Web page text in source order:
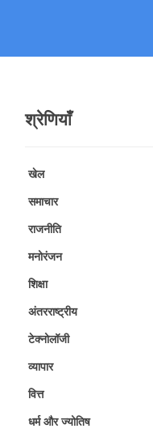
श्रेणियाँ
खेल
समाचार
राजनीति
मनोरंजन
शिक्षा
अंतरराष्ट्रीय
टेक्नोलॉजी
व्यापार
वित्त
धर्म और ज्योतिष